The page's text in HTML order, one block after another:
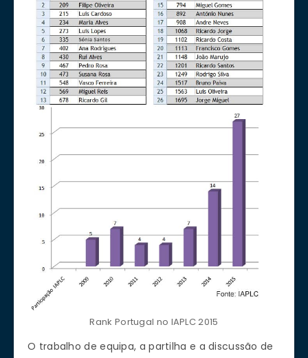
Rank Portugal no IAPLC 2015
O trabalho de equipa, a partilha e a discussão de